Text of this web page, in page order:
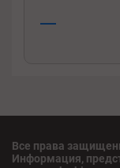
—
Все права
Информация,